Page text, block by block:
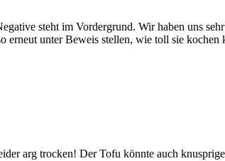
steht im Vordergrund. Wir haben uns
erneut unter Beweis stellen, wie toll sie kochen
arg trocken! Der Tofu könnte auch